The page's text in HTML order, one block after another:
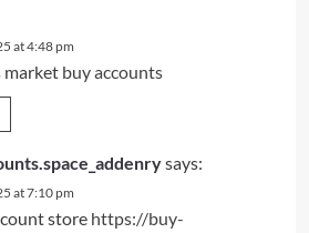
at 4:48 pm
market buy accounts
says:
at 7:10 pm
store https://buy-